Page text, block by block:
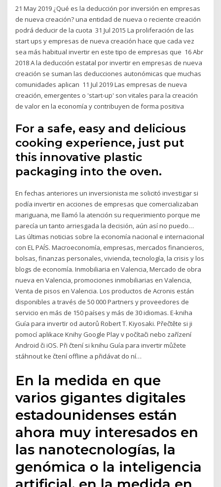
21 May 2019 ¿Qué es la deducción por inversión en empresas
de nueva creación? una entidad de nueva o reciente creación
podrá deducir de la cuota 31 Jul 2015 La proliferación de las
start ups y empresas de nueva creación hace que cada vez
sea más habitual invertir en este tipo de empresas que 16 Abr
2018 A la deducción estatal por invertir en empresas de nueva
creación se suman las deducciones autonómicas que muchas
comunidades aplican 11 Jul 2019 Las empresas de nueva
creación, emergentes o 'start-up' son vitales para la creación
de valor en la economía y contribuyen de forma positiva
For a safe, easy and delicious
cooking experience, just put
this innovative plastic
packaging into the oven.
En fechas anteriores un inversionista me solicitó investigar si
podía invertir en acciones de empresas que comercializaban
mariguana, me llamó la atención su requerimiento porque me
parecía un tanto arriesgada la decisión, aún así no puedo…
Las últimas noticias sobre la economía nacional e internacional
con EL PAÍS. Macroeconomía, empresas, mercados financieros,
bolsas, finanzas personales, vivienda, tecnología, la crisis y los
blogs de economía. Inmobiliaria en Valencia, Mercado de obra
nueva en Valencia, promociones inmobiliarias en Valencia,
Venta de pisos en Valencia. Los productos de Acronis están
disponibles a través de 50 000 Partners y proveedores de
servicio en más de 150 países y más de 30 idiomas. E-kniha
Guía para invertir od autorů Robert T. Kiyosaki. Přečtěte si ji
pomocí aplikace Knihy Google Play v počítači nebo zařízení
Android či iOS. Při čtení si knihu Guía para invertir můžete
stáhnout ke čtení offline a přidávat do ní…
En la medida en que
varios gigantes digitales
estadounidenses están
ahora muy interesados en
las nanotecnologías, la
genómica o la inteligencia